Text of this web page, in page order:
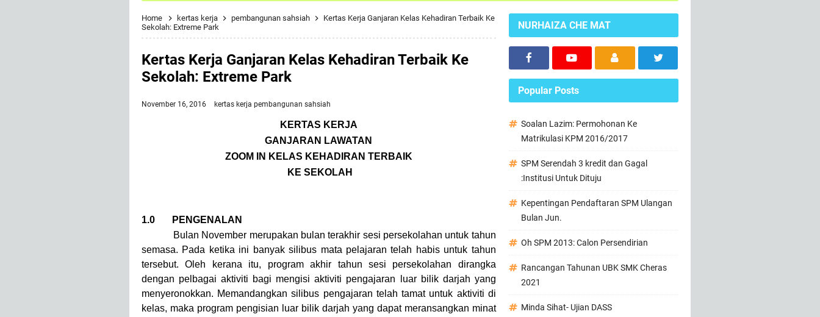
Home kertas kerja pembangunan sahsiah
Kertas Kerja Ganjaran Kelas Kehadiran Terbaik Ke
Sekolah: Extreme Park
Kertas Kerja Ganjaran Kelas Kehadiran Terbaik Ke
Sekolah: Extreme Park
November 16, 2016 kertas kerja pembangunan sahsiah
KERTAS KERJA
GANJARAN LAWATAN
ZOOM IN KELAS KEHADIRAN TERBAIK
KE SEKOLAH
1.0 PENGENALAN
Bulan November merupakan bulan terakhir sesi persekolahan untuk tahun
semasa. Pada ketika ini banyak silibus mata pelajaran telah habis untuk tahun
tersebut. Oleh kerana itu, program akhir tahun sesi persekolahan dirangka
dengan pelbagai aktiviti bagi mengisi aktiviti pengajaran luar bilik darjah yang
menyeronokkan. Memandangkan silibus pengajaran telah tamat untuk aktiviti di
kelas, maka program pengisian luar bilik darjah yang dapat meransangkan minat
NURHAIZA CHE MAT
Popular Posts
Soalan Lazim: Permohonan Ke
Matrikulasi KPM 2016/2017
SPM Serendah 3 kredit dan Gagal
:Institusi Untuk Dituju
Kepentingan Pendaftaran SPM Ulangan
Bulan Jun.
Oh SPM 2013: Calon Persendirian
Rancangan Tahunan UBK SMK Cheras
2021
Minda Sihat- Ujian DASS